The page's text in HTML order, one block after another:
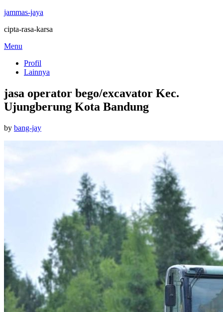
jammas-jaya
cipta-rasa-karsa
Skip
content
Menu
Profil
Lainnya
jasa operator bego/excavator Kec.
Ujungberung Kota Bandung
by bang-jayPosted